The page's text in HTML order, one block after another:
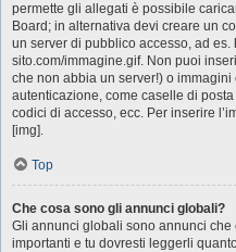
permette gli allegati è possibile
Board; in alternativa devi creare un
un server di pubblico accesso, ad es.
sito.com/immagine.gif. Non puoi
che non abbia un server!) o
autenticazione, come caselle di
codici di accesso, ecc. Per inserire
[img].
Top
Che cosa sono gli annunci globali?
Gli annunci globali sono annunci
importanti e tu dovresti leggerli